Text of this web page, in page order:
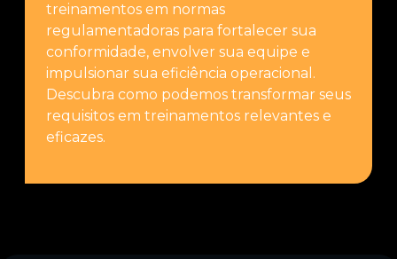
treinamentos em normas
regulamentadoras para fortalecer sua
conformidade, envolver sua equipe e
impulsionar sua eficiência operacional.
Descubra como podemos transformar seus
requisitos em treinamentos relevantes e
eficazes.